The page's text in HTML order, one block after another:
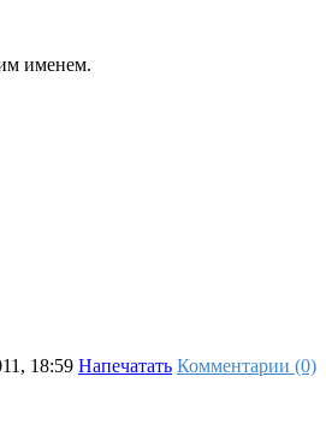
именем.
18:59 Напечатать Комментарии (0)